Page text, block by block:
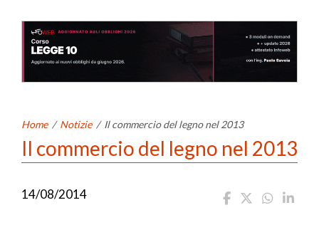
Home / Notizie / Il commercio del legno nel 2013
Il commercio del legno nel 2013
14/08/2014